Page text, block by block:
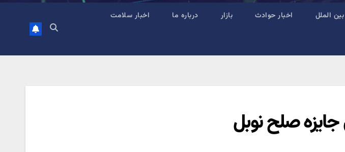
الملل اخبار حوادث بازار درباره ما اخبار سلامت
جایزه صلح نوبل